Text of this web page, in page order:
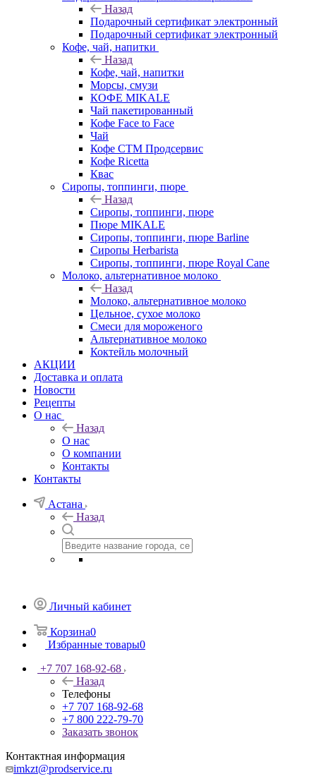
Назад
Подарочный сертификат электронный
Подарочный сертификат электронный
Кофе, чай, напитки
Назад
Кофе, чай, напитки
Морсы, смузи
КОФЕ MIKALE
Чай пакетированный
Кофе Face to Face
Чай
Кофе СТМ Продсервис
Кофе Ricetta
Квас
Сиропы, топпинги, пюре
Назад
Сиропы, топпинги, пюре
Пюре MIKALE
Сиропы, топпинги, пюре Barline
Сиропы Herbarista
Сиропы, топпинги, пюре Royal Cane
Молоко, альтернативное молоко
Назад
Молоко, альтернативное молоко
Цельное, сухое молоко
Смеси для мороженого
Альтернативное молоко
Коктейль молочный
АКЦИИ
Доставка и оплата
Новости
Рецепты
О нас
Назад
О нас
О компании
Контакты
Контакты
Астана
Назад
Личный кабинет
Корзина0
Избранные товары0
+7 707 168-92-68
Назад
Телефоны
+7 707 168-92-68
+7 800 222-79-70
Заказать звонок
Контактная информация
imkzt@prodservice.ru